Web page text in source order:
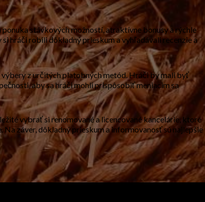
stávkových možností, atraktívne bonusy a rýchle
hráči robili dôkladný prieskum a vyhľadávali recenzie a
z určitých platobných metód. Hráči by mali byť
aby sa hráči mohli prispôsobiť meniacim sa
vybrať si renomované a licencované kancelárie, ktoré
záver, dôkladný prieskum a informovanosť sú najlepšie